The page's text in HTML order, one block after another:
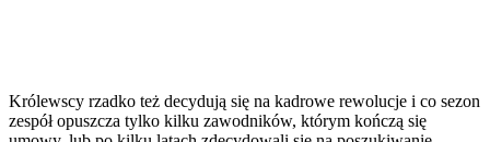
Królewscy rzadko też decydują się na kadrowe rewolucje i co sezon
zespół opuszcza tylko kilku zawodników, którym kończą się